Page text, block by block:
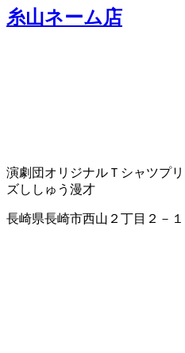
糸山ネーム店
演劇団 オリジナルＴシャツプリ
ズししゅう 漫才
長崎県長崎市西山２丁目２－１